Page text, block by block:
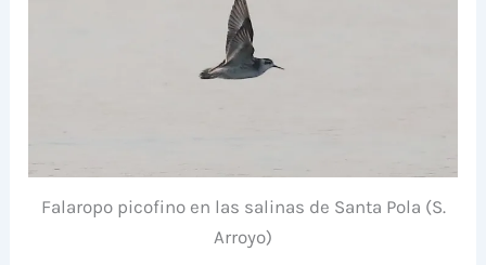
Falaropo picofino en las salinas de Santa Pola (S.
Arroyo)